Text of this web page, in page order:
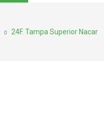
24F. Tampa Superior Nacar